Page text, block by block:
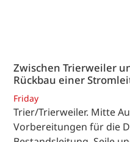
Zwischen Trierweiler
Rückbau einer
Friday
Trier/Trierweiler. Mitte
Vorbereitungen für die